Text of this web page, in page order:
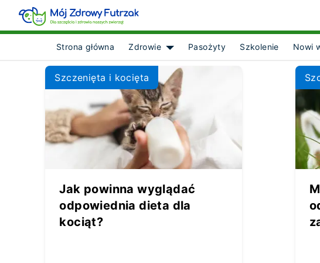
Strona główna
Zdrowie
Show submenu for [object Object]
Pasożyty Szkolenie Nowi
Szczenięta i kocięta
Jak powinna wyglądać
odpowiednia dieta dla
kociąt?